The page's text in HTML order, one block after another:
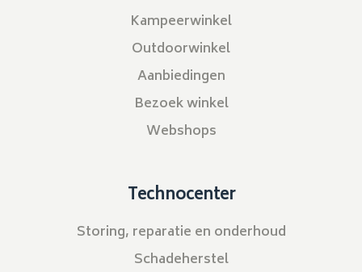
Kampeerwinkel
Outdoorwinkel
Aanbiedingen
Bezoek winkel
Webshops
Technocenter
Storing, reparatie en onderhoud
Schadeherstel